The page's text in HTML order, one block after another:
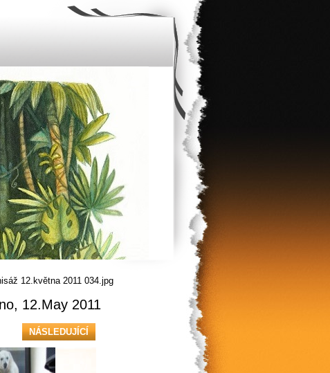
12.května 2011 034.jpg
12.May 2011
NÁSLEDUJÍCÍ